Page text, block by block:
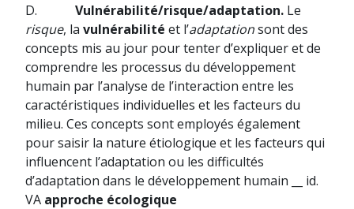
D. Vulnérabilité/risque/adaptation.Le
risque, la vulnérabilité et l’adaptationsont des
concepts mis au jour pour tenter d’expliquer et de
comprendre les processus du développement
humain par l’analyse de l’interaction entre les
caractéristiques individuelles et les facteurs du
milieu. Ces concepts sont employés également
pour saisir la nature étiologique et les facteurs qui
influencent l’adaptation ou les difficultés
d’adaptation dans le développement humain __ id.
VAapproche écologique